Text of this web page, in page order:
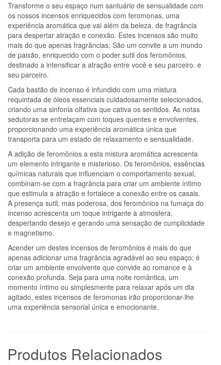
Transforme o seu espaço num santuário de sensualidade com
os nossos incensos enriquecidos com feromonas, uma
experiência aromática que vai além da beleza. de fragrância
para despertar atração e conexão. Estes incensos são muito
mais do que apenas fragrâncias; São um convite a um mundo
de paixão, enriquecido com o poder sutil dos feromônios,
destinado a intensificar a atração entre você e seu parceiro. e
seu parceiro.
Cada bastão de incenso é infundido com uma mistura
requintada de óleos essenciais cuidadosamente selecionados,
criando uma sinfonia olfativa que cativa os sentidos. As notas
sedutoras se entrelaçam com toques quentes e envolventes,
proporcionando uma experiência aromática única que
transporta para um estado de relaxamento e sensualidade.
A adição de feromônios a esta mistura aromática acrescenta
um elemento intrigante e misterioso. Os feromônios, essências
químicas naturais que influenciam o comportamento sexual,
combinam-se com a fragrância para criar um ambiente íntimo
que estimula a atração e fortalece a conexão entre os casais.
A presença sutil, mas poderosa, dos feromônios na fumaça do
incenso acrescenta um toque intrigante à atmosfera,
despertando desejo e gerando uma sensação de cumplicidade
e magnetismo.
Acender um destes incensos de feromônios é mais do que
apenas adicionar uma fragrância agradável ao seu espaço; é
criar um ambiente envolvente que convide ao romance e à
conexão profunda. Seja para uma noite romântica, um
momento íntimo ou simplesmente para relaxar após um dia
agitado, estes incensos de feromonas irão proporcionar-lhe
uma experiência sensorial única e emocionante.
Produtos Relacionados